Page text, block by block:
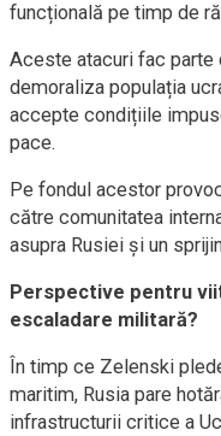
funcțională pe timp de
Aceste atacuri fac parte
demoraliza populația
accepte condițiile
pace.
Pe fondul acestor
către comunitatea
asupra Rusiei și un
Perspective pentru
escaladare militară?
În timp ce Zelenski
maritim, Rusia pare
infrastructurii critice a